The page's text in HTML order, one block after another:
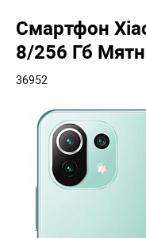
Смартфон
8/256 Гб
36952